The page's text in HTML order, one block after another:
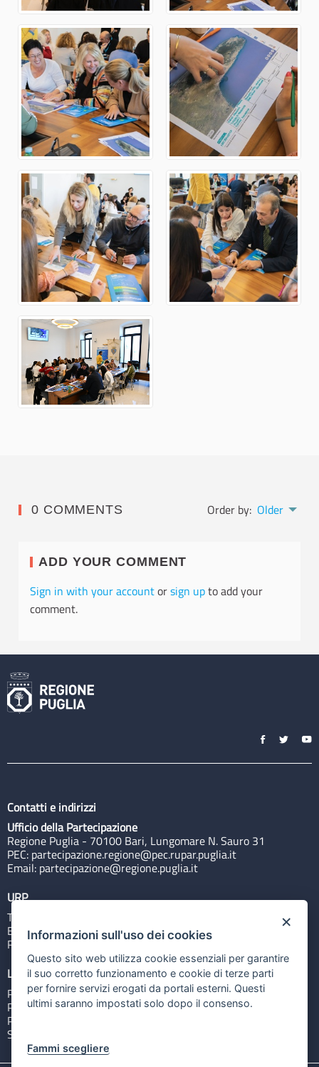
0 COMMENTS Order by: Older
ADD YOUR COMMENT
Sign in with your accountorsign upto add your
comment.
Contatti e indirizzi
Ufficio della Partecipazione
Regione Puglia - 70100 Bari, Lungomare N. Sauro 31
PEC: partecipazione.regione@pec.rupar.puglia.it
Email: partecipazione@regione.puglia.it
URP
Tel: 800713939
Email:quiregione@regione.puglia.it
Rubrica
Link utili
Portale Istituzionale
PO FESR Puglia 2014-2020
PSR Puglia 2014-2020
Sistema Puglia
×
Informazioni sull'uso dei cookies
Questo sito web utilizza cookie essenziali per garantire
il suo corretto funzionamento e cookie di terze parti
per fornire servizi erogati da portali esterni. Questi
ultimi saranno impostati solo dopo il consenso.
Fammi scegliere